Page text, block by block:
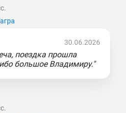
30.06.2026
поездка прошла
большое Владимиру."